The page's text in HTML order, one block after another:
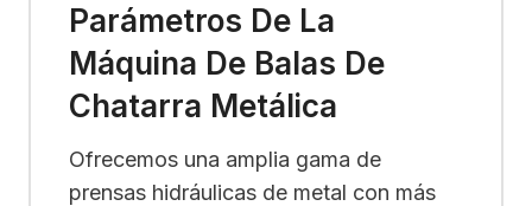
Parámetros De La
Máquina De Balas De
Chatarra Metálica
Ofrecemos una amplia gama de
prensas hidráulicas de metal con más